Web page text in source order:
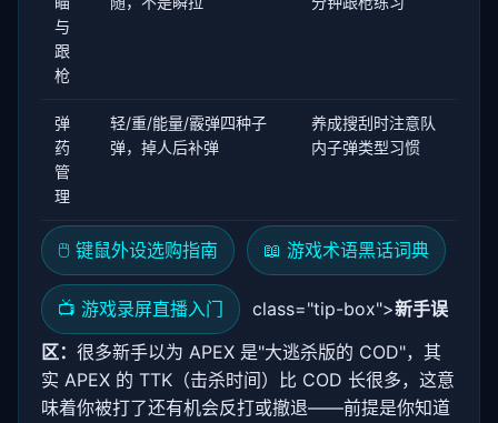
与
跟
枪
弹
药
管
理
轻/重/能量/霰弹四种子
弹，掉人后补弹
养成搜刮时注意队
内子弹类型习惯
🖱️ 键鼠外设选购指南 📖 游戏术语黑话词典
📺 游戏录屏直播入门 class="tip-box">新手误
区： 很多新手以为 APEX 是"大逃杀版的 COD"，其
实 APEX 的 TTK（击杀时间）比 COD 长很多，这意
味着你被打了还有机会反打或撤退——前提是你知道